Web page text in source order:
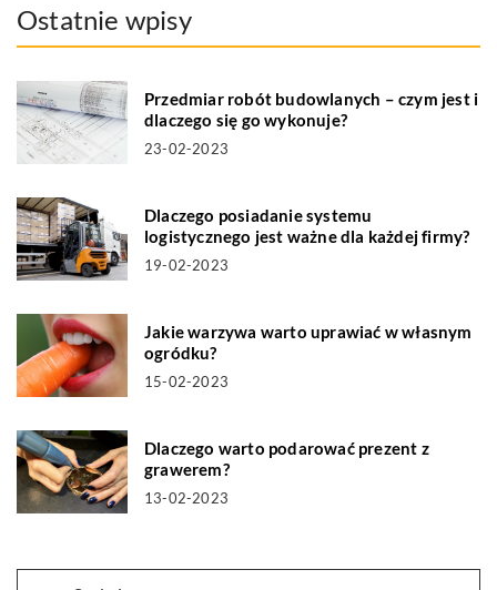
Ostatnie wpisy
Przedmiar robót budowlanych – czym jest i
dlaczego się go wykonuje?
23-02-2023
Dlaczego posiadanie systemu
logistycznego jest ważne dla każdej firmy?
19-02-2023
Jakie warzywa warto uprawiać w własnym
ogródku?
15-02-2023
Dlaczego warto podarować prezent z
grawerem?
13-02-2023